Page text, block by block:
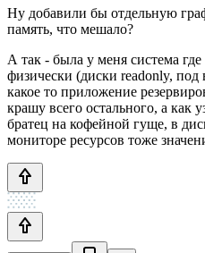
Ну добавили бы отдельную
память, что мешало?
А так - была у меня система
физически (диски readonly, под
какое то приложение
крашу всего остального, а как
братец на кофейной гуще, в
мониторе ресурсов тоже